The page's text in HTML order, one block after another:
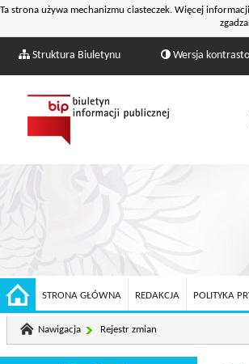
Ta strona używa mechanizmu ciasteczek. Więcej
Struktura Biuletynu Wersja
STRONA GŁÓWNA REDAKCJA POLITYKA
Nawigacja Rejestr zmian